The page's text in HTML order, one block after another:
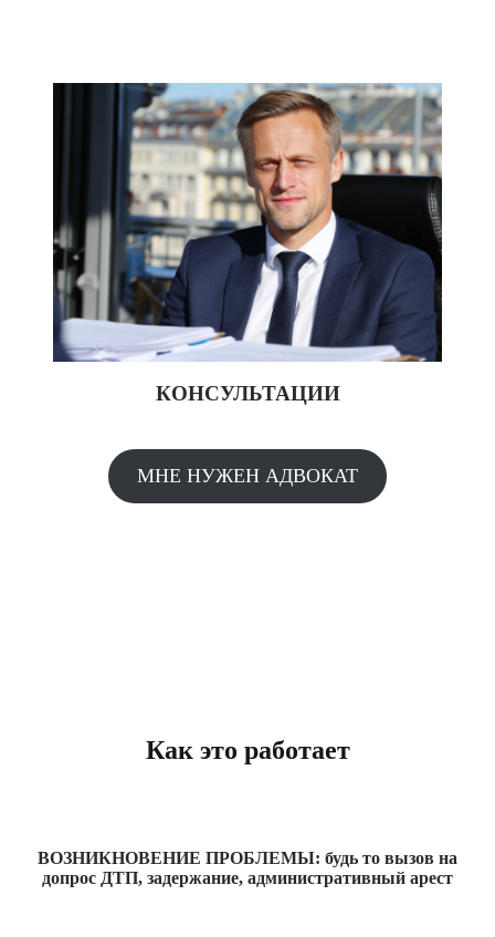
КОНСУЛЬТАЦИИ
МНЕ НУЖЕН АДВОКАТ
Как это работает
ВОЗНИКНОВЕНИЕ ПРОБЛЕМЫ: будь то вызов на
допрос ДТП, задержание, административный арест